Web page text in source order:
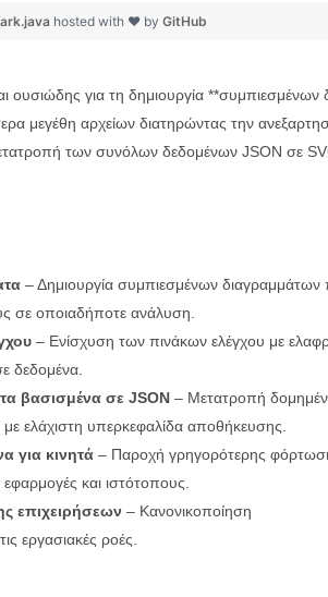
hosted with ❤ by GitHub
ουσιώδης για τη δημιουργία
μεγέθη αρχείων διατηρώντας την
των συνόλων δεδομένων JSON σε
– Δημιουργία συμπιεσμένων διαγραμμάτων
σε οποιαδήποτε ανάλυση.
– Ενίσχυση των πινάκων ελέγχου με
δεδομένα.
βασισμένα σε JSON – Μετατροπή
ελάχιστη υπερκεφαλίδα αποθήκευσης.
για κινητά – Παροχή γρηγορότερης
και ιστότοπους.
επιχειρήσεων – Κανονικοποίηση
εργασιακές ροές.